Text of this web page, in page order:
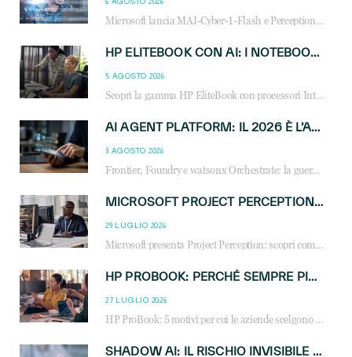
Microsoft lancia MAI-Cyber-1-Flash e Perception: cybersecurity agentica in preview dal 3 novembre. Cosa cambia per MSP, system integrator e reseller.
HP ELITEBOOK CON AI: I NOTEBOOK BUSINESS INTELLIGENTI CHE TRASFORMANO PRODUTTIVITÀ, SICUREZZA E LAVORO IBRIDO
5 AGOSTO 2026
Scopri la gamma HP EliteBook con processori Intel® Core™ Ultra e AMD Ryzen™ AI. Notebook business progettati per aumentare la produttività, migliorare la collaborazione e garantire sicurezza avanzata in ufficio e in mobilità.
AI AGENT PLATFORM: IL 2026 È L’ANNO DEL «SISTEMA OPERATIVO» PER GLI AGENTI AZIENDALI
3 AGOSTO 2026
Frontier, Foundry e watsonx Orchestrate: la guerra delle piattaforme AI agent ridisegna il mercato IT. Cosa cambia per reseller, MSP e system integrator.
MICROSOFT PROJECT PERCEPTION: COME GLI AGENTI AI CAMBIERANNO SOC, CYBERSECURITY E SERVIZI MSP
29 LUGLIO 2026
Microsoft presenta Project Perception: scopri come gli agenti AI possono trasformare cybersecurity, SOC e servizi gestiti degli MSP.
HP PROBOOK: PERCHÉ SEMPRE PIÙ AZIENDE SCELGONO NOTEBOOK PROGETTATI PER IL LAVORO MODERNO
27 LUGLIO 2026
HP ProBook: 5 motivi per cui le aziende scelgono i notebook business HP per migliorare produttività, sicurezza e gestione dell’AI.
SHADOW AI: IL RISCHIO INVISIBILE CHE LE AZIENDE POSSONO GOVERNARE